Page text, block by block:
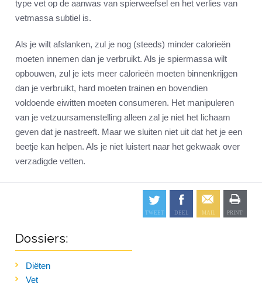
type vet op de aanwas van spierweefsel en het verlies van
vetmassa subtiel is.
Als je wilt afslanken, zul je nog (steeds) minder calorieën
moeten innemen dan je verbruikt. Als je spiermassa wilt
opbouwen, zul je iets meer calorieën moeten binnenkrijgen
dan je verbruikt, hard moeten trainen en bovendien
voldoende eiwitten moeten consumeren. Het manipuleren
van je vetzuursamenstelling alleen zal je niet het lichaam
geven dat je nastreeft. Maar we sluiten niet uit dat het je een
beetje kan helpen. Als je niet luistert naar het gekwaak over
verzadigde vetten.
Dossiers:
Diëten
Vet